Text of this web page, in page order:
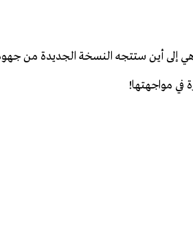
إلى أين ستتجه النسخة الجديدة من جهود
في مواجهتها!